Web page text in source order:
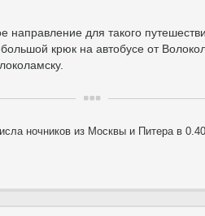
для такого
крюк на автобусе от
ночников из Москвы и Питера в